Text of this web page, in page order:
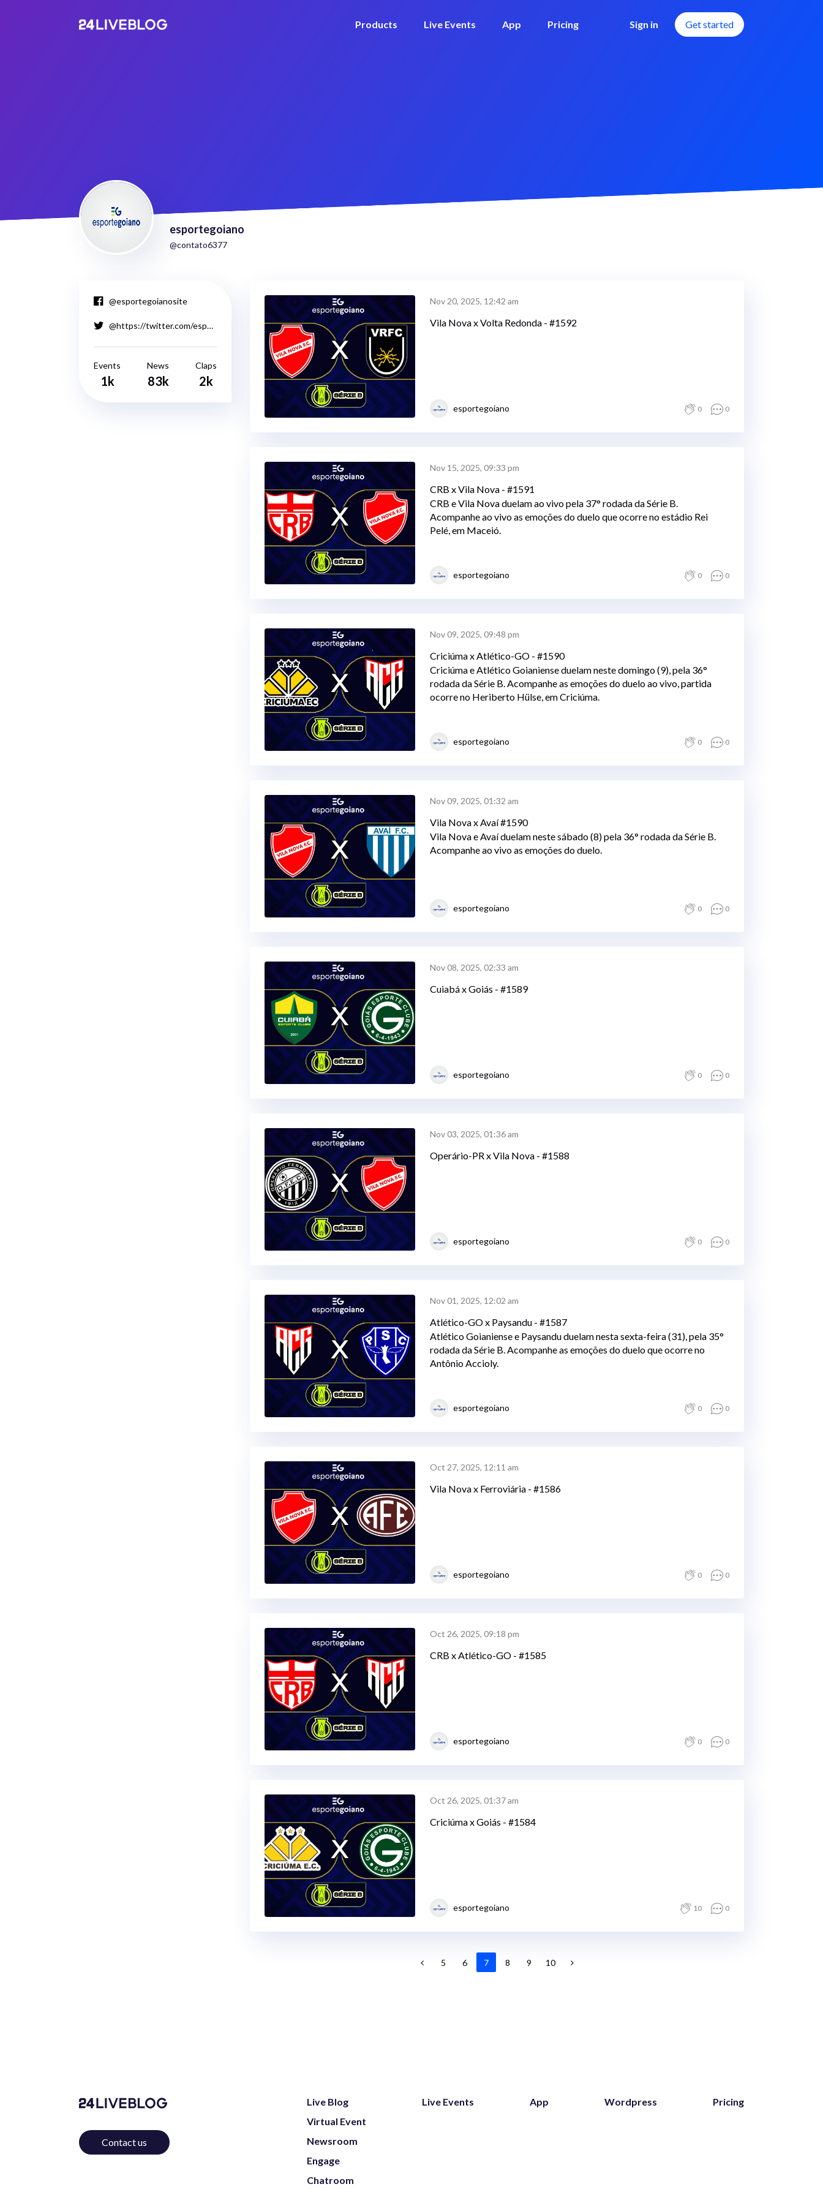
Products Live Events App Pricing Sign in Get started
esportegoiano
@contato6377
@esportegoianosite
@https://twitter.com/esporte_goiano_
Events
1k
News
83k
Claps
2k
Nov 20, 2025, 12:42 am
Vila Nova x Volta Redonda - #1592
esportegoiano 0 0
Nov 15, 2025, 09:33 pm
CRB x Vila Nova - #1591
CRB e Vila Nova duelam ao vivo pela 37° rodada da Série B.
Acompanhe ao vivo as emoções do duelo que ocorre no estádio Rei
Pelé, em Maceió.
esportegoiano 0 0
Nov 09, 2025, 09:48 pm
Criciúma x Atlético-GO - #1590
Criciúma e Atlético Goianiense duelam neste domingo (9), pela 36°
rodada da Série B. Acompanhe as emoções do duelo ao vivo, partida
ocorre no Heriberto Hülse, em Criciúma.
esportegoiano 0 0
Nov 09, 2025, 01:32 am
Vila Nova x Avaí #1590
Vila Nova e Avaí duelam neste sábado (8) pela 36° rodada da Série B.
Acompanhe ao vivo as emoções do duelo.
esportegoiano 0 0
Nov 08, 2025, 02:33 am
Cuiabá x Goiás - #1589
esportegoiano 0 0
Nov 03, 2025, 01:36 am
Operário-PR x Vila Nova - #1588
esportegoiano 0 0
Nov 01, 2025, 12:02 am
Atlético-GO x Paysandu - #1587
Atlético Goianiense e Paysandu duelam nesta sexta-feira (31), pela 35°
rodada da Série B. Acompanhe as emoções do duelo que ocorre no
Antônio Accioly.
esportegoiano 0 0
Oct 27, 2025, 12:11 am
Vila Nova x Ferroviária - #1586
esportegoiano 0 0
Oct 26, 2025, 09:18 pm
CRB x Atlético-GO - #1585
esportegoiano 0 0
Oct 26, 2025, 01:37 am
Criciúma x Goiás - #1584
esportegoiano 10 0
5 6 7 8 9 10
Contact us
Live Blog
Virtual Event
Newsroom
Engage
Chatroom
Live Events App Wordpress Pricing